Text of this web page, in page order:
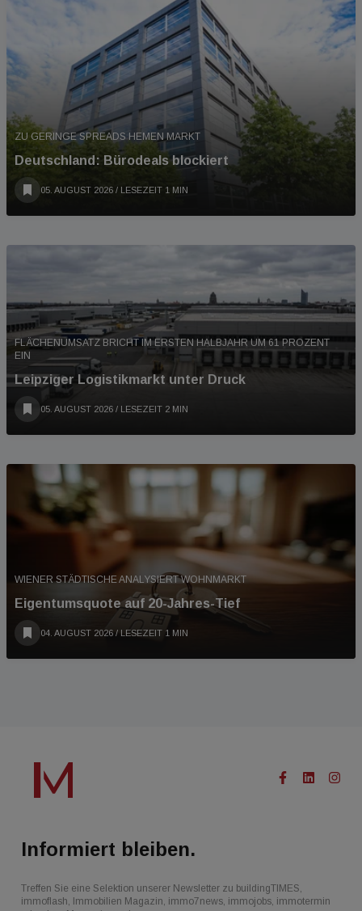
ZU GERINGE SPREADS HEMEN MARKT
Deutschland: Bürodeals blockiert
05. AUGUST 2026 / LESEZEIT 1 MIN
FLÄCHENUMSATZ BRICHT IM ERSTEN HALBJAHR UM 61 PROZENT
EIN
Leipziger Logistikmarkt unter Druck
05. AUGUST 2026 / LESEZEIT 2 MIN
WIENER STÄDTISCHE ANALYSIERT WOHNMARKT
Eigentumsquote auf 20-Jahres-Tief
04. AUGUST 2026 / LESEZEIT 1 MIN
Informiert bleiben.
Treffen Sie eine Selektion unserer Newsletter zu buildingTIMES,
immoflash, Immobilien Magazin, immo7news, immojobs, immotermin